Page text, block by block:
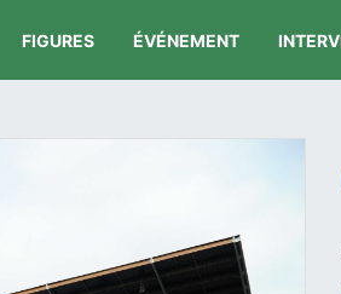
FIGURES ÉVÉNEMENT